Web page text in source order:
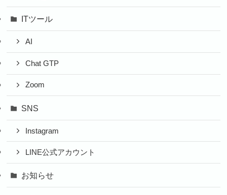
ITツール
AI
Chat GTP
Zoom
SNS
Instagram
LINE公式アカウント
お知らせ